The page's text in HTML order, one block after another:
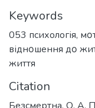
Keywords
053 психологія,
віднοшення дο
життя
Citation
Безсмертна, О. А.